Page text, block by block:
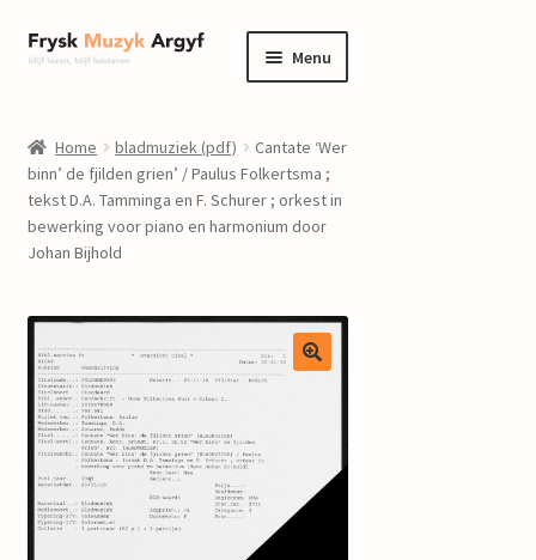
Ga
door
navigatie
Ga
naar
inhoud
Menu
informatie
Submenu
uitvouwen
winkel
Submenu
nieuws
events
contact
Home bladmuziek (pdf)
Cantate ‘Wer
binn’ de fjilden grien’ / Paulus Folkertsma ;
tekst D.A. Tamminga en F. Schurer ; orkest in
bewerking voor piano en harmonium door
Johan Bijhold